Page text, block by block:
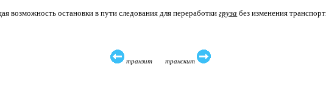
возможность остановки в пути следования для переработкигруза без изменения
транзит транскит